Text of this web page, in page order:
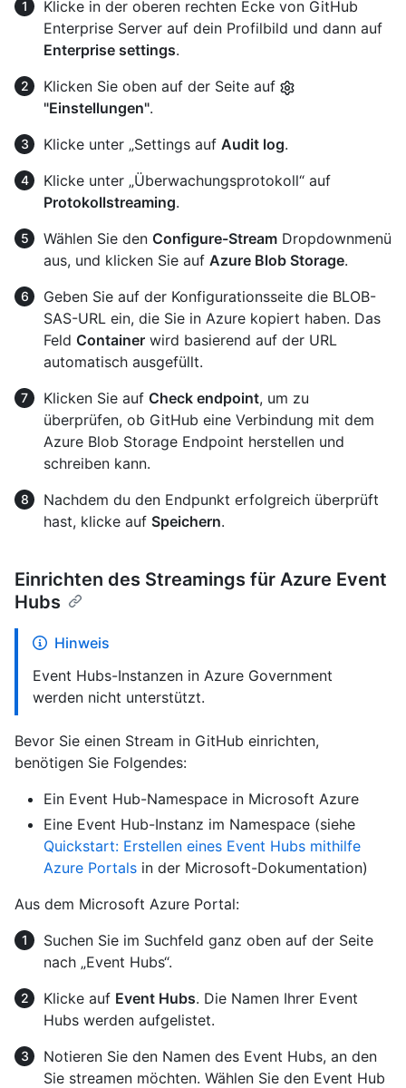
Klicke in der oberen rechten Ecke von GitHub
Enterprise Server auf dein Profilbild und dann auf
Enterprise settings.
Klicken Sie oben auf der Seite auf
"Einstellungen".
Klicke unter „Settings auf Audit log.
Klicke unter „Überwachungsprotokoll“ auf
Protokollstreaming.
Wählen Sie den Configure-Stream Dropdownmenü
aus, und klicken Sie auf Azure Blob Storage.
Geben Sie auf der Konfigurationsseite die BLOB-
SAS-URL ein, die Sie in Azure kopiert haben. Das
Feld Container wird basierend auf der URL
automatisch ausgefüllt.
Klicken Sie auf Check endpoint, um zu
überprüfen, ob GitHub eine Verbindung mit dem
Azure Blob Storage Endpoint herstellen und
schreiben kann.
Nachdem du den Endpunkt erfolgreich überprüft
hast, klicke auf Speichern.
Einrichten des Streamings für Azure Event
Hubs
Hinweis
Event Hubs-Instanzen in Azure Government
werden nicht unterstützt.
Bevor Sie einen Stream in GitHub einrichten,
benötigen Sie Folgendes:
Ein Event Hub-Namespace in Microsoft Azure
Eine Event Hub-Instanz im Namespace (siehe
Quickstart: Erstellen eines Event Hubs mithilfe
Azure Portals in der Microsoft-Dokumentation)
Aus dem Microsoft Azure Portal:
Suchen Sie im Suchfeld ganz oben auf der Seite
nach „Event Hubs“.
Klicke auf Event Hubs. Die Namen Ihrer Event
Hubs werden aufgelistet.
Notieren Sie den Namen des Event Hubs, an den
Sie streamen möchten. Wählen Sie den Event Hub